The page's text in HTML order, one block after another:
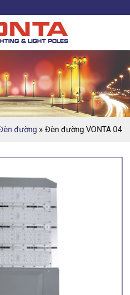
đường » Đèn đường VONTA 04